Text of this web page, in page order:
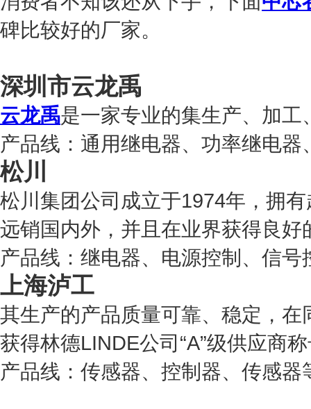
碑比较好的厂家。
深圳市云龙禹
云龙禹是一家专业的集生产、加
产品线：通用继电器、功率继电
松川
松川集团公司成立于1974年，拥
远销国内外，并且在业界获得良好
产品线：继电器、电源控制、信号
上海泸工
其生产的产品质量可靠、稳定，
获得林德LINDE公司“A”级供应商
产品线：传感器、控制器、传感器